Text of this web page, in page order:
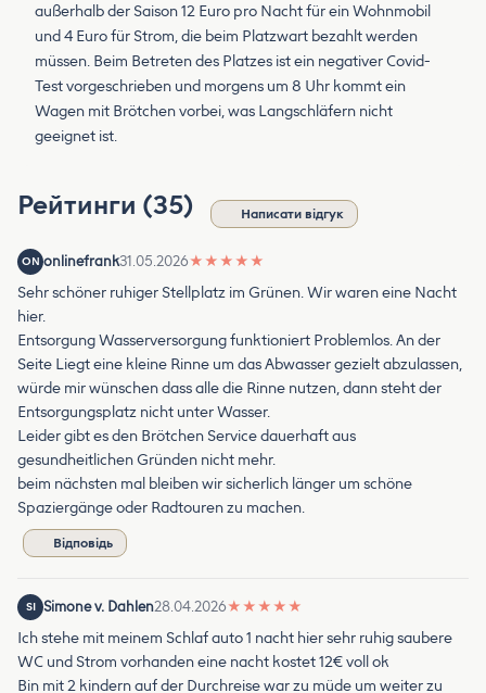
außerhalb der Saison 12 Euro pro Nacht für ein Wohnmobil
und 4 Euro für Strom, die beim Platzwart bezahlt werden
müssen. Beim Betreten des Platzes ist ein negativer Covid-
Test vorgeschrieben und morgens um 8 Uhr kommt ein
Wagen mit Brötchen vorbei, was Langschläfern nicht
geeignet ist.
Рейтинги (35) Написати відгук
ON onlinefrank31.05.2026★ ★ ★ ★ ★
Sehr schöner ruhiger Stellplatz im Grünen. Wir waren eine Nacht
hier.
Entsorgung Wasserversorgung funktioniert Problemlos. An der
Seite Liegt eine kleine Rinne um das Abwasser gezielt abzulassen,
würde mir wünschen dass alle die Rinne nutzen, dann steht der
Entsorgungsplatz nicht unter Wasser.
Leider gibt es den Brötchen Service dauerhaft aus
gesundheitlichen Gründen nicht mehr.
beim nächsten mal bleiben wir sicherlich länger um schöne
Spaziergänge oder Radtouren zu machen.
Відповідь
SI Simone v. Dahlen28.04.2026★ ★ ★ ★ ★
Ich stehe mit meinem Schlaf auto 1 nacht hier sehr ruhig saubere
WC und Strom vorhanden eine nacht kostet 12€ voll ok
Bin mit 2 kindern auf der Durchreise war zu müde um weiter zu